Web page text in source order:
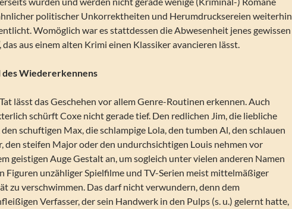
politischer Unkorrektheiten und Herumdrucksereien weiterhin
Womöglich war es stattdessen die Abwesenheit jenes gewissen
das aus einem alten Krimi einen Klassiker avancieren lässt.
des Wiedererkennens
lässt das Geschehen vor allem Genre-Routinen erkennen. Auch
schürft Coxe nicht gerade tief. Den redlichen Jim, die liebliche
den schuftigen Max, die schlampige Lola, den tumben Al, den schlauen
den steifen Major oder den undurchsichtigen Louis nehmen vor
geistigen Auge Gestalt an, um sogleich unter vielen anderen Namen
Figuren unzähliger Spielfilme und TV-Serien meist mittelmäßiger
zu verschwimmen. Das darf nicht verwundern, denn dem
Verfasser, der sein Handwerk in den Pulps (s. u.) gelernt hatte,